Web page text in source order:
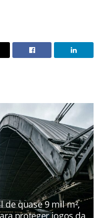
quase 9 mil m²,
proteger jogos da